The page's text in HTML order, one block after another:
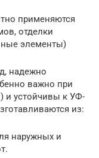
применяются
отделки
элементы)
надежно
важно при
и устойчивы к УФ-
из:
наружных и